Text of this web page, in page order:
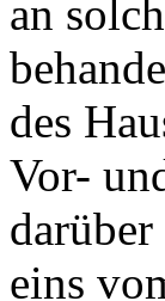
an
des
Vor-
eins